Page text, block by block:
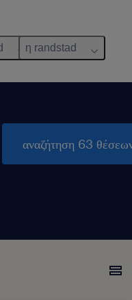
η randstad
αναζήτηση 63